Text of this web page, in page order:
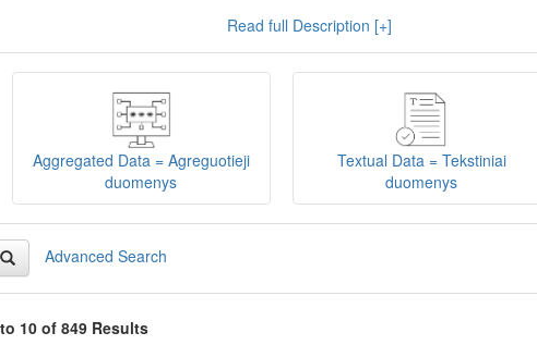
yra virtuali skaitmeninė empirinių HSM
nei 600 duomenų ir tyrimų išteklių. Visi duomenų ir tyrimų ištekliai yra
universiteto Duomenų analizės ir archyvavimo (DAtA)
(kol kas ne visi ištekliai prieinami, nes 2020-2029 m. vykdomas
kataloguose pagal tipą:
Interviu duomenys
tyrimus). Taip pat LiDA talpinami didelių nacionalinių projektų
deponuoti socialinių ir humanitarinių mokslų duomenų rinkiniai (Kitų
su
LiDA Dataverse talpyklos naudotojo vadovu.
Read full Description [+]
Aggregated Data = Agreguotieji
duomenys
Textual Data = Tekstiniai
duomenys
Advanced Search
10 of 849 Results